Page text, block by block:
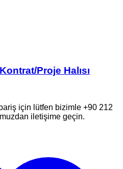
Proje Halısı
için lütfen bizimle +90 212
iletişime geçin.